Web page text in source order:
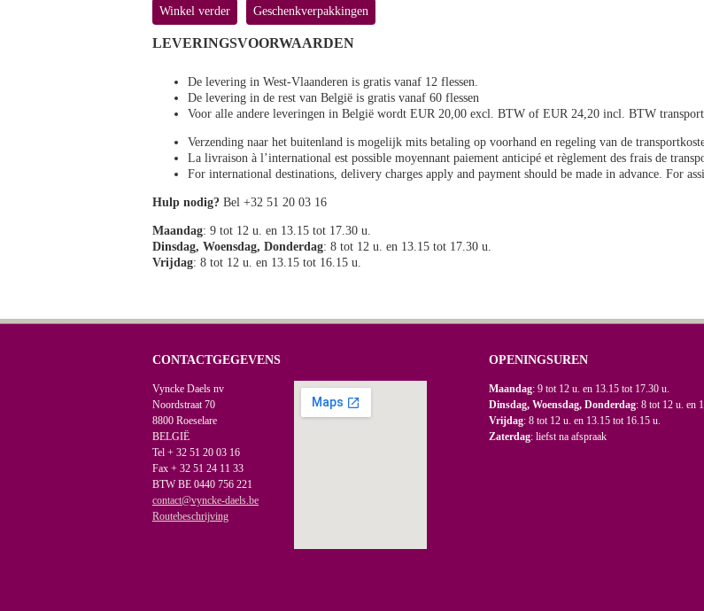
Winkel verder Geschenkverpakkingen
LEVERINGSVOORWAARDEN
De levering in West-Vlaanderen is gratis vanaf 12 flessen.
De levering in de rest van België is gratis vanaf 60 flessen
Voor alle andere leveringen in België wordt EUR 20,00 excl. BTW of EUR 24,20 incl. BTW transport
Verzending naar het buitenland is mogelijk mits betaling op voorhand en regeling van de
La livraison à l’international est possible moyennant paiement anticipé et règlement des frais de
For international destinations, delivery charges apply and payment should be made in advance. For
Hulp nodig? Bel +32 51 20 03 16
Maandag: 9 tot 12 u. en 13.15 tot 17.30 u.
Dinsdag, Woensdag, Donderdag: 8 tot 12 u. en 13.15 tot 17.30 u.
Vrijdag: 8 tot 12 u. en 13.15 tot 16.15 u.
CONTACTGEGEVENS
Vyncke Daels nv
Noordstraat 70
8800 Roeselare
BELGIË
Tel + 32 51 20 03 16
Fax + 32 51 24 11 33
BTW BE 0440 756 221
contact@vyncke-daels.be
Routebeschrijving
OPENINGSUREN
Maandag: 9 tot 12 u. en 13.15 tot 17.30 u.
Dinsdag, Woensdag, Donderdag: 8 tot 12 u. en
Vrijdag: 8 tot 12 u. en 13.15 tot 16.15 u.
Zaterdag: liefst na afspraak